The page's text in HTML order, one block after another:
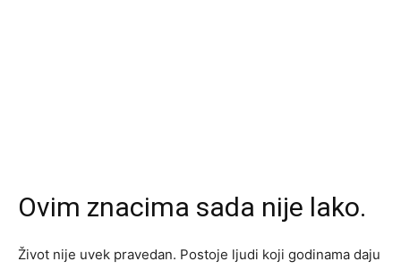
Ovim znacima sada nije lako.
Život nije uvek pravedan. Postoje ljudi koji godinama daju